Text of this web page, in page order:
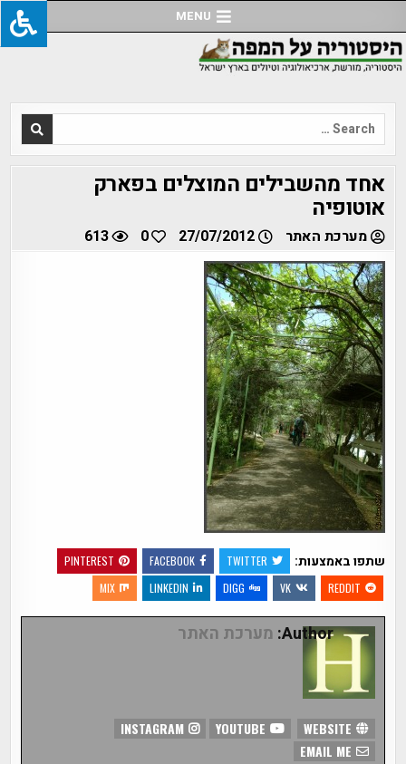
to
content
MENU
Search
for:
אחד מהשבילים המוצלים בפארק
אוטופיה
מערכת האתר 27/07/2012
0
613
שתפו באמצעות: TWITTER
FACEBOOK
PINTEREST
REDDIT
VK
DIGG
LINKEDIN
MIX
Author: מערכת האתר
INSTAGRAM